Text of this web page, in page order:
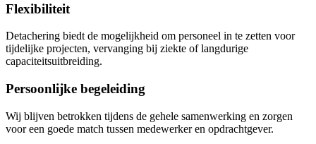
Flexibiliteit
Detachering biedt de mogelijkheid om personeel in te zetten voor
tijdelijke projecten, vervanging bij ziekte of langdurige
capaciteitsuitbreiding.
Persoonlijke begeleiding
Wij blijven betrokken tijdens de gehele samenwerking en zorgen
voor een goede match tussen medewerker en opdrachtgever.